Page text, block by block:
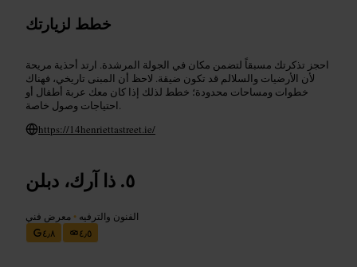
خطط لزيارتك
احجز تذكرتك مسبقاً لتضمن مكان في الجولة المرشدة. ارتد أحذية مريحة
لأن الأرضيات والسلالم قد تكون ضيقة. لاحظ أن المبنى تاريخي، فهناك
خطوات ومساحات محدودة؛ خطط لذلك إذا كان معك عربة أطفال أو
احتياجات وصول خاصة.
https://14henriettastreet.ie/
ذا آرك، دبلن
الفنون والترفيه • معرض فني
٤٫٨
٤٫٥